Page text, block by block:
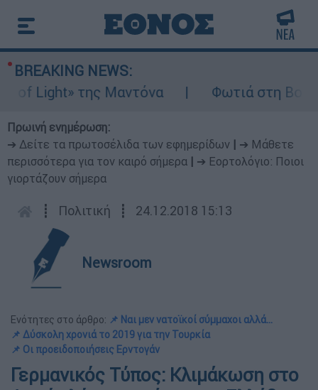
BREAKING NEWS:
Light» της Μαντόνα
Φωτιά στη Βοιωτία:
Πρωινή ενημέρωση:
➔ Δείτε τα πρωτοσέλιδα των εφημερίδων
➔ Μάθετε
περισσότερα για τον καιρό σήμερα
➔ Εορτολόγιο: Ποιοι
γιορτάζουν σήμερα
┋ Πολιτική ┋ 24.12.2018 15:13
Newsroom
Ενότητες στο άρθρο: 📌 Ναι μεν νατοϊκοί σύμμαχοι αλλά…
📌 Δύσκολη χρονιά το 2019 για την Τουρκία
📌 Οι προειδοποιήσεις Ερντογάν
Γερμανικός Τύπος: Kλιμάκωση στο